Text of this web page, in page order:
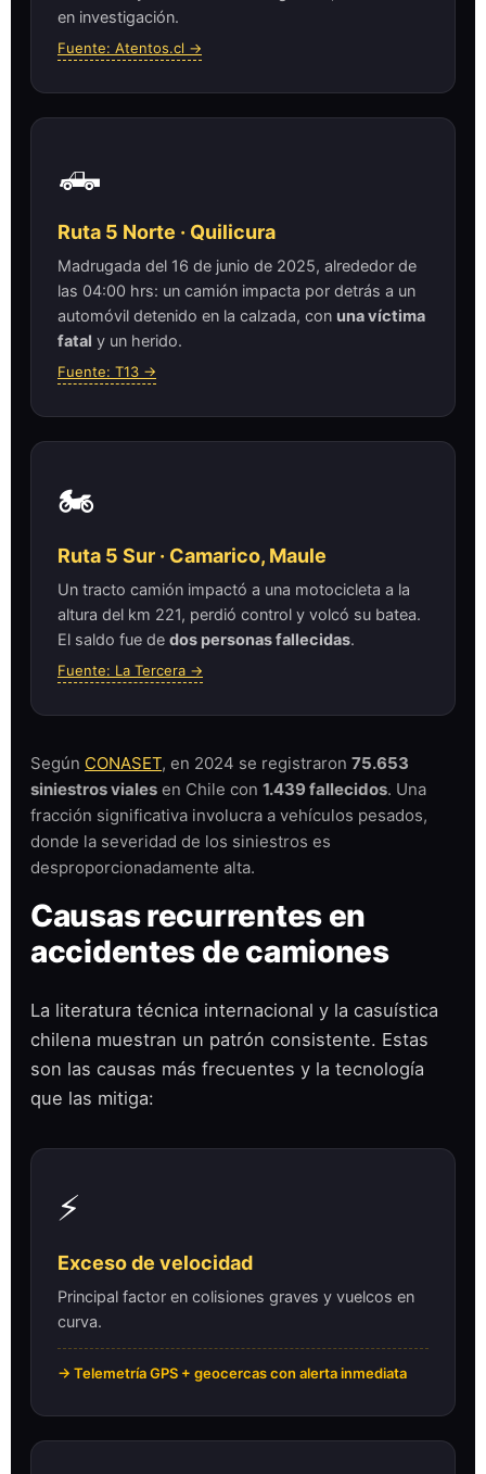
en investigación.
Fuente: Atentos.cl →
🛻
Ruta 5 Norte · Quilicura
Madrugada del 16 de junio de 2025, alrededor de
las 04:00 hrs: un camión impacta por detrás a un
automóvil detenido en la calzada, con una víctima
fatal y un herido.
Fuente: T13 →
🏍️
Ruta 5 Sur · Camarico, Maule
Un tracto camión impactó a una motocicleta a la
altura del km 221, perdió control y volcó su batea.
El saldo fue de dos personas fallecidas.
Fuente: La Tercera →
Según CONASET, en 2024 se registraron 75.653
siniestros viales en Chile con 1.439 fallecidos. Una
fracción significativa involucra a vehículos pesados,
donde la severidad de los siniestros es
desproporcionadamente alta.
Causas recurrentes en
accidentes de camiones
La literatura técnica internacional y la casuística
chilena muestran un patrón consistente. Estas
son las causas más frecuentes y la tecnología
que las mitiga:
⚡
Exceso de velocidad
Principal factor en colisiones graves y vuelcos en
curva.
→ Telemetría GPS + geocercas con alerta inmediata